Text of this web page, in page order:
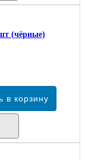
(чёрные)